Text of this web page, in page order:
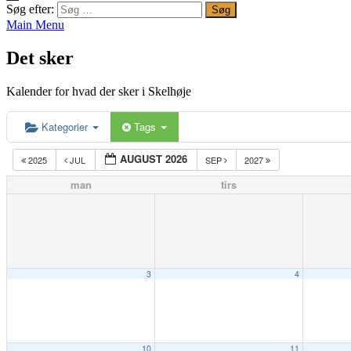
Søg efter:
Main Menu
Det sker
Kalender for hvad der sker i Skelhøje
Kategorier Tags
2025 JUL AUGUST 2026 SEP 2027
man tirs
3 4
10 11